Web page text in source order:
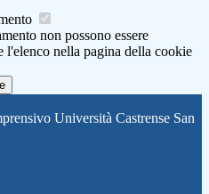
non possono essere
l'elenco nella pagina della cookie
Università Castrense San